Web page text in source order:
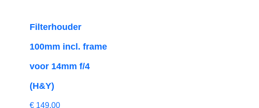
Filterhouder
100mm incl. frame
voor 14mm f/4
(H&Y)
€ 149,00